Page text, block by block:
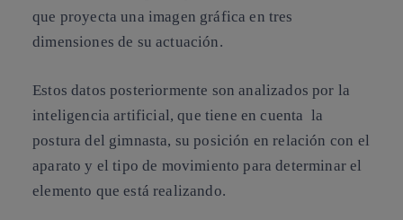
que proyecta una imagen gráfica en tres
dimensiones de su actuación.
Estos datos posteriormente sonanalizados por la
inteligencia artificial, que tiene en cuenta la
postura del gimnasta, su posición en relación con el
aparato y el tipo de movimiento para determinar el
elemento que está realizando.